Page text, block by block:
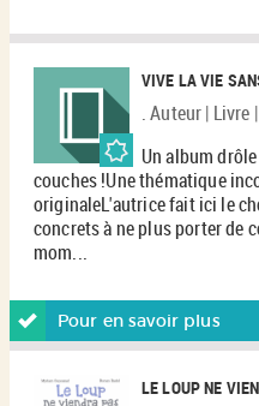
VIVE LA VIE
. Auteur | Livre
Un album
couches !Une thématique
originaleL'autrice fait ici le
concrets à ne plus porter de
mom...
Pour en savoir plus
LE LOUP NE